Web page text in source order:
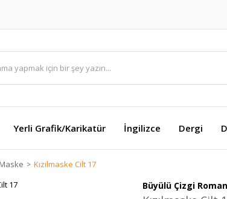
Yerli Grafik/Karikatür İngilizce Dergi
Maske Kızılmaske Cilt 17
Büyülü Çizgi Roman